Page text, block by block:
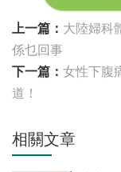
上一篇： 大陸婦科
係乜回事
下一篇： 女性下腹
道！
相關文章